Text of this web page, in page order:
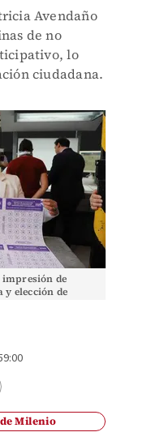
Avendaño
de no
lo
ciudadana.
impresión de
y elección de
Milenio